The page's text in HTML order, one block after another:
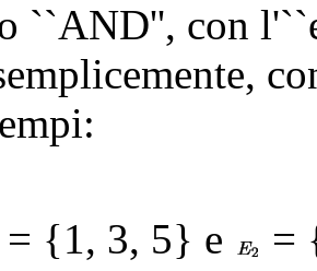
``AND'', con
= {1, 3, 5} e
=